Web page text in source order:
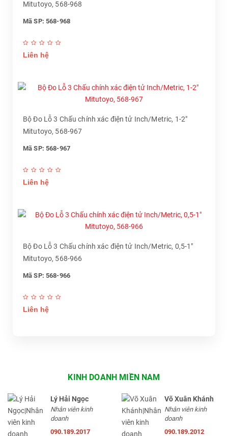
Mitutoyo, 568-968
Mã SP: 568-968
Liên hệ
Bộ Đo Lỗ 3 Chấu chính xác điện tử Inch/Metric, 1-2"
Mitutoyo, 568-967
Mã SP: 568-967
Liên hệ
Bộ Đo Lỗ 3 Chấu chính xác điện tử Inch/Metric, 0,5-1"
Mitutoyo, 568-966
Mã SP: 568-966
Liên hệ
KINH DOANH MIỀN NAM
Lý Hải Ngọc
Nhân viên kinh
doanh
090.189.2017
Võ Xuân Khánh
Nhân viên kinh
doanh
090.189.2012